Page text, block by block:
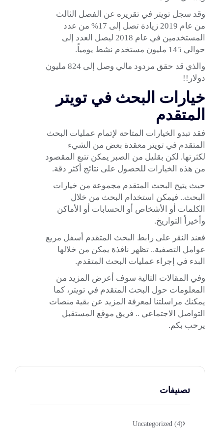
وقد سجل تويتر في تقريره عن الفصل الثالث
من عام 2019 زيادة تصل إلى 17% من عدد
المستخدمين في عام 2018 ليصل العدد إلى
حوالي 145 مليون مستخدم نشط يومياً.
والذي قد حقق مردود مالي وصل إلى 824 مليون
دولار!!
خيارات البحث في تويتر
المتقدم
فقد تبدو الخيارات المتاحة لإتمام عمليات البحث
المتقدم في تويتر معقدة بعض من الشيء
لكثرتها. لكن بقليل من الصبر يمكن تتبع المقصود
من هذه الخيارات للحصول على نتائج أكثر دقة.
حيث يتيح البحث المتقدم مجموعة من خيارات
البحث.. فيمكن استخدام البحث من خلال
الكلمات أو الأشخاص أو الحسابات أو الأماكن
وأخيراً التواريخ.
فعند النقر على رابط البحث المتقدم أسفل مربع
عوامل التصفية.. تظهر نافذة يمكن من خلالها
البدء في إجراء عمليات البحث المتقدم.
وفي المقالات التالية سوف أعرض المزيد من
المعلومات حول البحث المتقدم في تويتر ، كما
يمكنك مراسلتنا لمعرفة المزيد عن بقية منصات
التواصل الاجتماعي .. فريق موقع المستقبل
يرحب بكم.
تصنيفات
Uncategorized (4)